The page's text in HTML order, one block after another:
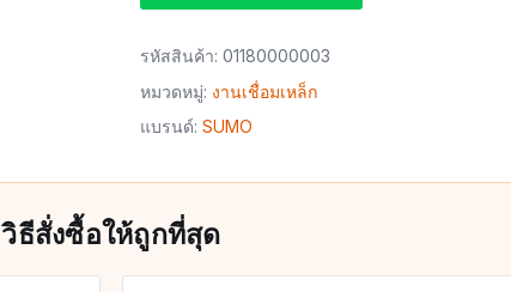
รหัสสินค้า: 01180000003
หมวดหมู่: งานเชื่อมเหล็ก
แบรนด์: SUMO
วิธีสั่งซื้อให้ถูกที่สุด